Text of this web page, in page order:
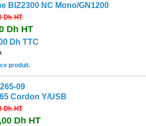
BIZ2300 NC Mono/GN1200
DhHT
Dh HT
Dh TTC
produit.
09
Cordon Y/USB
DhHT
Dh HT